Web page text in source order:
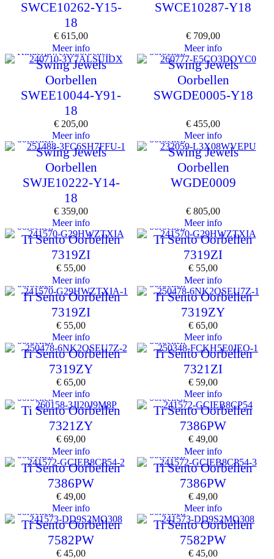
SWCE10262-Y15-
18
€ 615,00
Meer info
SWCE10287-Y18
€ 709,00
Meer info
Kinderjuwelenoorbellen
Swing Jewels
Oorbellen
SWEE10044-Y91-
18
€ 205,00
Meer info
oorbellen
Swing Jewels
Oorbellen
SWGDE0005-Y18
€ 455,00
Meer info
oorbellen
Swing Jewels
Oorbellen
SWJE10222-Y14-
18
€ 359,00
Meer info
oorbellen
Swing Jewels
Oorbellen
WGDE0009
€ 805,00
Meer info
oorbellen
Ti Sento Oorbellen
7319ZI
€ 55,00
Meer info
oorbellen
Ti Sento Oorbellen
7319ZI
€ 55,00
Meer info
oorbellen
Ti Sento Oorbellen
7319ZI
€ 55,00
Meer info
oorbellen
Ti Sento Oorbellen
7319ZY
€ 65,00
Meer info
oorbellen
Ti Sento Oorbellen
7319ZY
€ 65,00
Meer info
oorbellen
Ti Sento Oorbellen
7321ZI
€ 59,00
Meer info
oorbellen
Ti Sento Oorbellen
7321ZY
€ 69,00
Meer info
oorbellen
Ti Sento Oorbellen
7386PW
€ 49,00
Meer info
oorbellen
Ti Sento Oorbellen
7386PW
€ 49,00
Meer info
oorbellen
Ti Sento Oorbellen
7386PW
€ 49,00
Meer info
oorbellen
Ti Sento Oorbellen
7582PW
€ 45,00
oorbellen
Ti Sento Oorbellen
7582PW
€ 45,00